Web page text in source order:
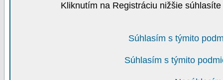
Kliknutím na Registráciu nižšie
Súhlasím s týmito
Súhlasím s týmito